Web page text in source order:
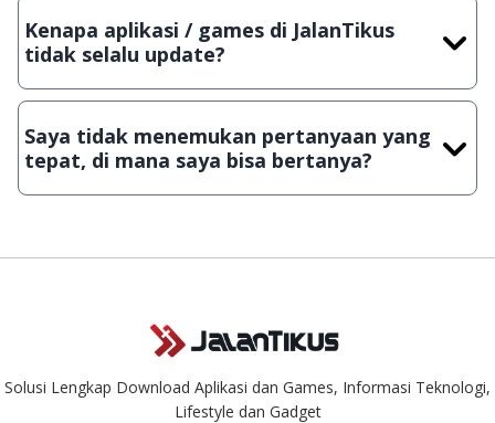
Lampiran File instalasi / (APK) jika Android
Kenapa aplikasi / games di JalanTikus
tidak selalu update?
Demi menjaga kualitas aplikasi dan games yang ada di
download secara manual, sehingga kuota sebesar ribuan
aplikasi & games tidak dapat tercapai dalam waktu yang
singkat.
Saya tidak menemukan pertanyaan yang
tepat, di mana saya bisa bertanya?
Kami dengan senang hati menjawab setiap pertanyaan yang
Solusi Lengkap Download Aplikasi dan Games, Informasi Teknologi,
Lifestyle dan Gadget